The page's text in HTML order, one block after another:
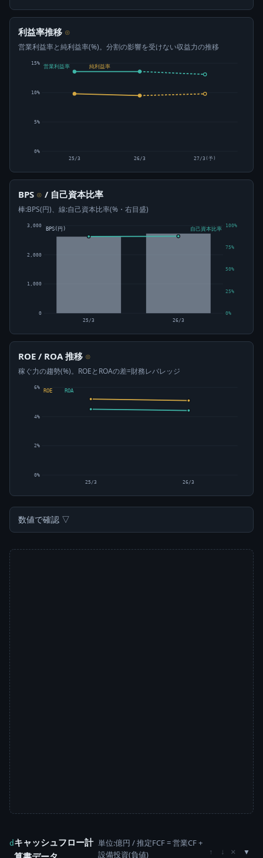
利益率推移 ⊙
営業利益率と純利益率(%)。分割の影響を受けない収益力の推移
0%
5%
10%
15%
営業利益率 純利益率
25/3 26/3 27/3(予)
BPS ⊙ / 自己資本比率
棒:BPS(円)、線:自己資本比率(%・右目盛)
0
1,000
2,000
3,000
0%
25%
50%
75%
100%
25/3 26/3
BPS(円) 自己資本比率
ROE / ROA 推移 ⊙
稼ぐ力の趨勢(%)。ROEとROAの差=財務レバレッジ
0%
2%
4%
6%
ROE ROA
25/3 26/3
数値で確認 ▽
d キャッシュフロー計 単位:億円 / 推定FCF = 営業CF +
設備投資(負値)
↑ ↓ ×